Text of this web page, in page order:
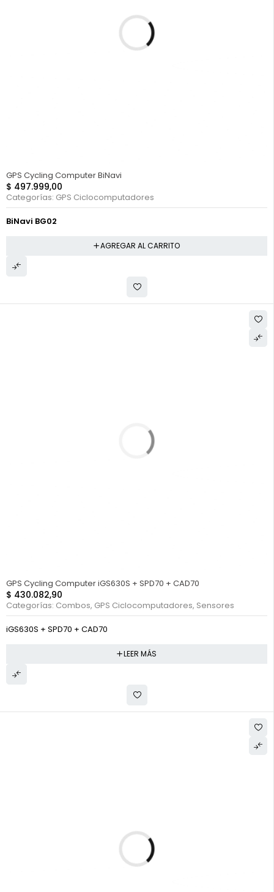
GPS Cycling Computer BiNavi
$ 497.999,00
Categorías: GPS Ciclocomputadores
BiNavi BG02
AGREGAR AL CARRITO
GPS Cycling Computer iGS630S + SPD70 + CAD70
$ 430.082,90
Categorías: Combos, GPS Ciclocomputadores, Sensores
iGS630S + SPD70 + CAD70
LEER MÁS